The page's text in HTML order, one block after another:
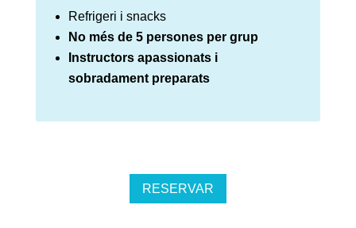
Refrigeri i snacks
No més de 5 persones per grup
Instructors apassionats i
sobradament preparats
RESERVAR